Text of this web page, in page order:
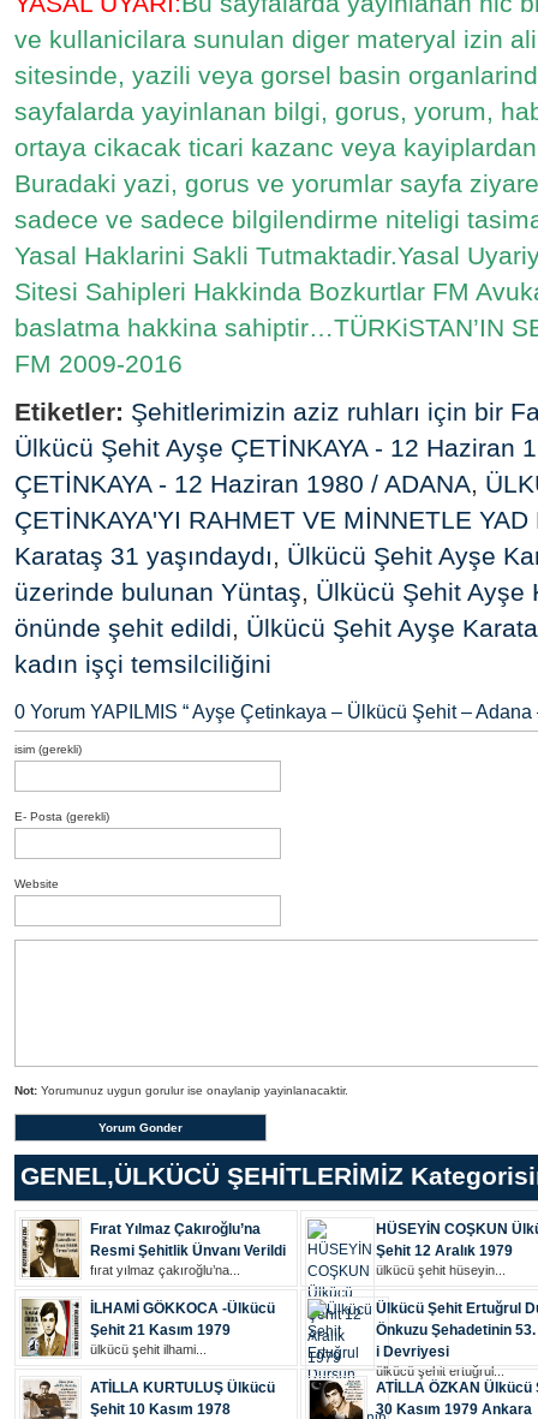
ve kullanicilara sunulan diger materyal izin
sitesinde, yazili veya gorsel basin
sayfalarda yayinlanan bilgi, gorus, yorum,
ortaya cikacak ticari kazanc veya
Buradaki yazi, gorus ve yorumlar sayfa
sadece ve sadece bilgilendirme niteligi
Yasal Haklarini Sakli Tutmaktadir.Yasal
Sitesi Sahipleri Hakkinda Bozkurtlar FM
baslatma hakkina sahiptir…TÜRKiSTAN’IN
FM 2009-2016
Etiketler: Şehitlerimizin aziz ruhları için bir
Ülkücü Şehit Ayşe ÇETİNKAYA - 12 Haziran
ÇETİNKAYA - 12 Haziran 1980 / ADANA,
ÇETİNKAYA'YI RAHMET VE MİNNETLE YAD
Karataş 31 yaşındaydı, Ülkücü Şehit Ayşe
üzerinde bulunan Yüntaş, Ülkücü Şehit Ayşe
önünde şehit edildi, Ülkücü Şehit Ayşe
kadın işçi temsilciliğini
0 Yorum YAPILMIS “Ayşe Çetinkaya – Ülkücü Şehit – Adana
isim (gerekli)
E- Posta (gerekli)
Website
Not: Yorumunuz uygun gorulur ise onaylanip yayinlanacaktir.
GENEL,ÜLKÜCÜ ŞEHİTLERİMİZ
Fırat Yılmaz Çakıroğlu’na
Resmi Şehitlik Ünvanı Verildi
fırat yılmaz çakıroğlu’na...
HÜSEYİN COŞKUN
Şehit 12 Aralık 1979
ülkücü şehi̇t hüseyi̇n...
İLHAMİ GÖKKOCA -Ülkücü
Şehit 21 Kasım 1979
ülkücü şehi̇t i̇lhami̇...
Ülkücü Şehit Ertuğrul
Önkuzu Şehadetinin
i Devriyesi
ülkücü şehi̇t ertuğrul...
ATİLLA KURTULUŞ Ülkücü
Şehit 10 Kasım 1978
ATİLLA ÖZKAN Ülkücü
30 Kasım 1979 Ankara